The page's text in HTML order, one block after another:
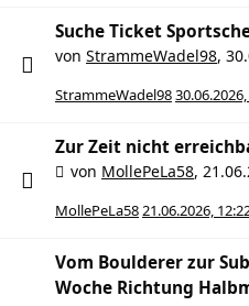
Suche Ticket
von StrammeWadel98,
StrammeWadel98
Zur Zeit nicht
von MollePeLa58,
MollePeLa5821.06.2026,
Vom Boulderer zur
Woche Richtung